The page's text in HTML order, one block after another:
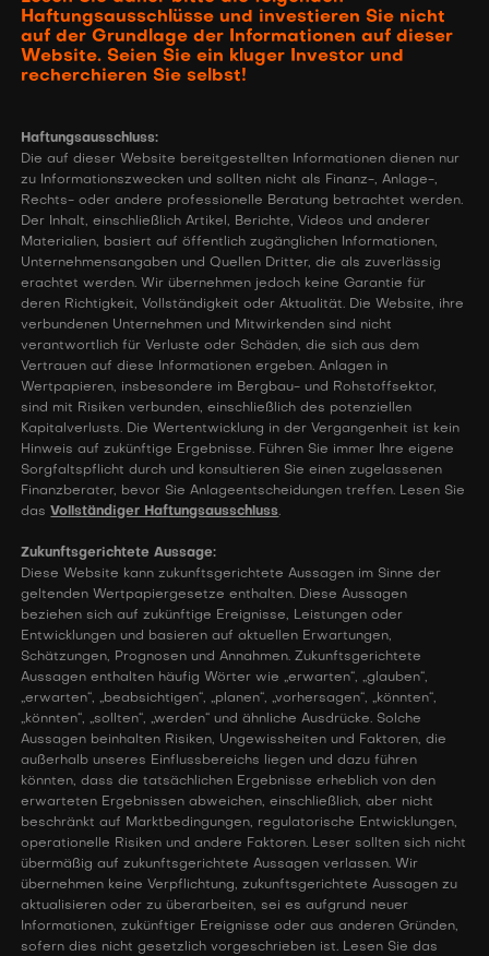
Haftungsausschlüsse und investieren Sie nicht
auf der Grundlage der Informationen auf dieser
Website. Seien Sie ein kluger Investor und
recherchieren Sie selbst!
Haftungsausschluss:
Die auf dieser Website bereitgestellten Informationen dienen nur
zu Informationszwecken und sollten nicht als Finanz-, Anlage-,
Rechts- oder andere professionelle Beratung betrachtet werden.
Der Inhalt, einschließlich Artikel, Berichte, Videos und anderer
Materialien, basiert auf öffentlich zugänglichen Informationen,
Unternehmensangaben und Quellen Dritter, die als zuverlässig
erachtet werden. Wir übernehmen jedoch keine Garantie für
deren Richtigkeit, Vollständigkeit oder Aktualität. Die Website, ihre
verbundenen Unternehmen und Mitwirkenden sind nicht
verantwortlich für Verluste oder Schäden, die sich aus dem
Vertrauen auf diese Informationen ergeben. Anlagen in
Wertpapieren, insbesondere im Bergbau- und Rohstoffsektor,
sind mit Risiken verbunden, einschließlich des potenziellen
Kapitalverlusts. Die Wertentwicklung in der Vergangenheit ist kein
Hinweis auf zukünftige Ergebnisse. Führen Sie immer Ihre eigene
Sorgfaltspflicht durch und konsultieren Sie einen zugelassenen
Finanzberater, bevor Sie Anlageentscheidungen treffen. Lesen Sie
dasVollständiger Haftungsausschluss.
Zukunftsgerichtete Aussage:
Diese Website kann zukunftsgerichtete Aussagen im Sinne der
geltenden Wertpapiergesetze enthalten. Diese Aussagen
beziehen sich auf zukünftige Ereignisse, Leistungen oder
Entwicklungen und basieren auf aktuellen Erwartungen,
Schätzungen, Prognosen und Annahmen. Zukunftsgerichtete
Aussagen enthalten häufig Wörter wie „erwarten“, „glauben“,
„erwarten“, „beabsichtigen“, „planen“, „vorhersagen“, „könnten“,
„könnten“, „sollten“, „werden“ und ähnliche Ausdrücke. Solche
Aussagen beinhalten Risiken, Ungewissheiten und Faktoren, die
außerhalb unseres Einflussbereichs liegen und dazu führen
könnten, dass die tatsächlichen Ergebnisse erheblich von den
erwarteten Ergebnissen abweichen, einschließlich, aber nicht
beschränkt auf Marktbedingungen, regulatorische Entwicklungen,
operationelle Risiken und andere Faktoren. Leser sollten sich nicht
übermäßig auf zukunftsgerichtete Aussagen verlassen. Wir
übernehmen keine Verpflichtung, zukunftsgerichtete Aussagen zu
aktualisieren oder zu überarbeiten, sei es aufgrund neuer
Informationen, zukünftiger Ereignisse oder aus anderen Gründen,
sofern dies nicht gesetzlich vorgeschrieben ist. Lesen Sie das